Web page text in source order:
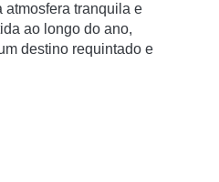
atmosfera tranquila e
ao longo do ano,
destino requintado e